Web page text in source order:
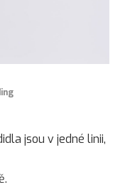
jsou v jedné linii,